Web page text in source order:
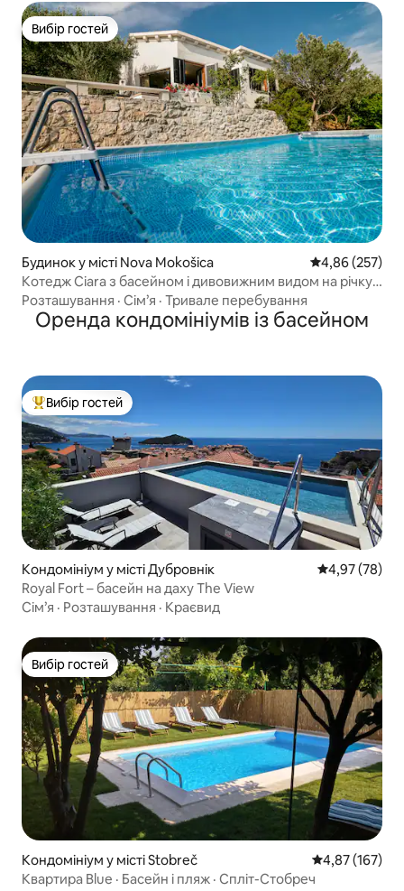
Вибір гостей
Вибір гостей
Будинок у місті Nova Mokošica Середня
4,86 (257)
Котедж Ciara з басейном і дивовижним видом на річку/
море
Розташування · Сім’я · Тривале перебування
Оренда кондомініумів із басейном
Топ вибір гостей
Вибір гостей
Кондомініум у місті Дубровнік Середня
4,97 (78)
Royal Fort – басейн на даху The View
Сім’я · Розташування · Краєвид
Вибір гостей
Вибір гостей
Кондомініум у місті Stobreč Середня
4,87 (167)
Квартира Blue · Басейн і пляж · Спліт-Стобреч